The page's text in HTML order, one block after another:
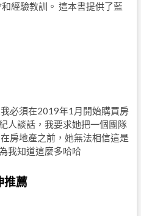
經驗教訓。 這本書提供了藍
必須在2019年1月開始購買房
人談話，我要求她把一個團隊
房地產之前，她無法相信這是
我知道這麼多哈哈
推薦